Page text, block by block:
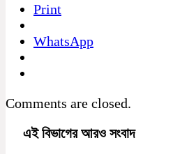
Print
WhatsApp
Comments are closed.
এই বিভাগের আরও সংবাদ